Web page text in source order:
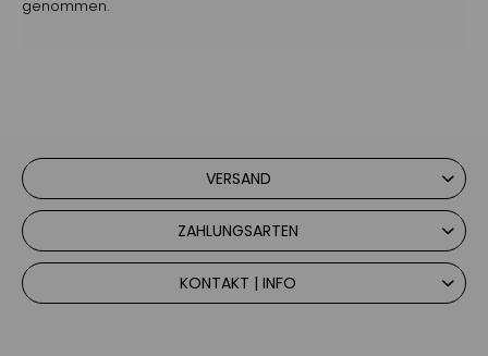
genommen.
VERSAND
ZAHLUNGSARTEN
KONTAKT | INFO